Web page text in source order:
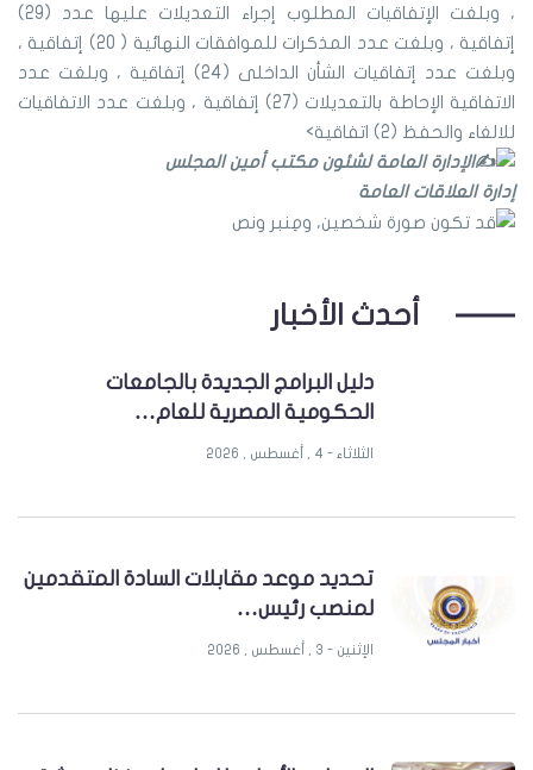
، وبلغت الإتفاقيات المطلوب إجراء التعديلات عليها عدد (29)
إتفاقية ، وبلغت عدد المذكرات للموافقات النهائية ( 20) إتفاقية ،
وبلغت عدد إتفاقيات الشأن الداخلى (24) إتفاقية ، وبلغت عدد
الاتفاقية الإحاطة بالتعديلات (27) إتفاقية ، وبلغت عدد الاتفاقيات
للالغاء والحفظ (2) اتفاقية>
الإدارة العامة لشئون مكتب أمين المجلس
إدارة العلاقات العامة
أحدث الأخبار
دليل البرامج الجديدة بالجامعات
الحكومية المصرية للعام…
تحديد موعد مقابلات السادة المتقدمين